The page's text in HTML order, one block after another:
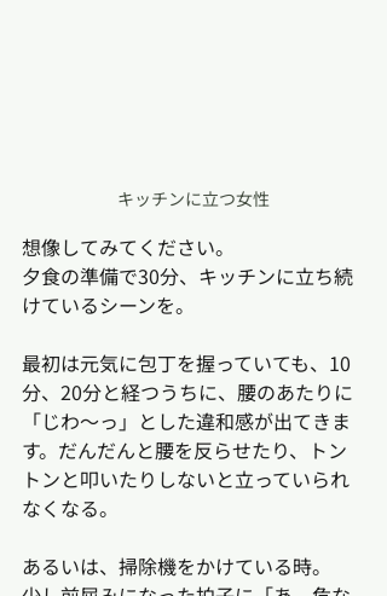
キッチンに立つ女性
想像してみてください。
夕食の準備で30分、キッチンに立ち続
けているシーンを。
最初は元気に包丁を握っていても、10
分、20分と経つうちに、腰のあたりに
「じわ〜っ」とした違和感が出てきま
す。だんだんと腰を反らせたり、トン
トンと叩いたりしないと立っていられ
なくなる。
あるいは、掃除機をかけている時。